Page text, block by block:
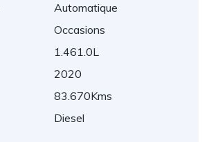
Automatique
Occasions
1.461.0L
2020
83.670Kms
Diesel